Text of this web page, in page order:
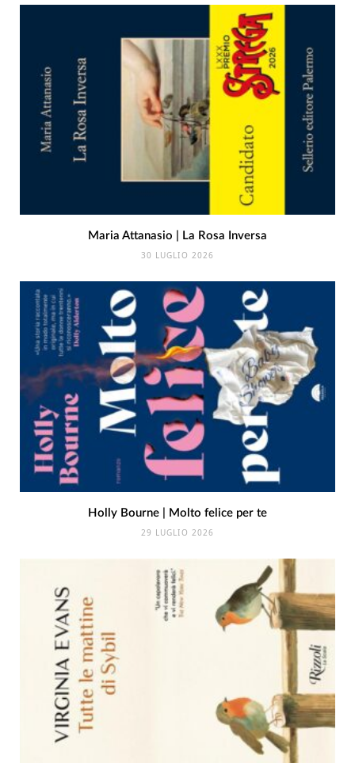
Maria Attanasio | La Rosa Inversa
30 LUGLIO 2026
Holly Bourne | Molto felice per te
29 LUGLIO 2026